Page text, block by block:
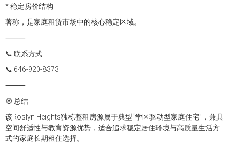
* 稳定房价结构
著称，是家庭租赁市场中的核心稳定区域。
⸻
📞 联系方式
📞 646-920-8373
⸻
🧭 总结
该Roslyn Heights独栋整租房源属于典型“学区驱动型家庭住宅”，兼具
空间舒适性与教育资源优势，适合追求稳定居住环境与高质量生活方
式的家庭长期租住选择。